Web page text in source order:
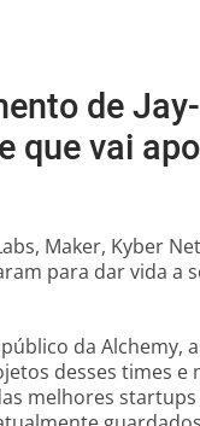
de
que vai
Maker, Kyber
para dar vida a
da Alchemy,
desses times
melhores startups